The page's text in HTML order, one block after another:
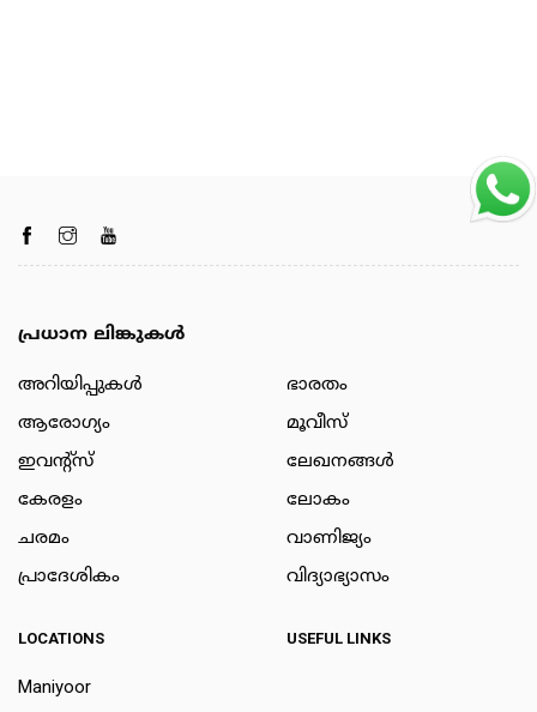
പ്രധാന ലിങ്കുകൾ
അറിയിപ്പുകള്‍
ആരോഗ്യം
ഇവന്റ്സ്
കേരളം
ചരമം
പ്രാദേശികം
ഭാരതം
മൂവീസ്
ലേഖനങ്ങള്‍
ലോകം
വാണിജ്യം
വിദ്യാഭ്യാസം
LOCATIONS
Maniyoor
USEFUL LINKS